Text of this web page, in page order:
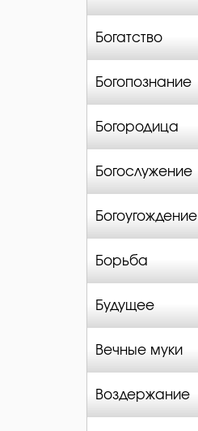
Богатство
Богопознание
Богородица
Богослужение
Богоугождение
Борьба
Будущее
Вечные муки
Воздержание